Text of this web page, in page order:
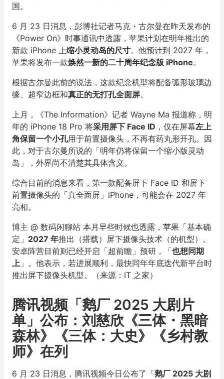
国。
6 月 23 日消息，彭博社记者马克・古尔曼在昨天发布的
《Power On》时事通讯中透露，苹果计划在明年推出的
新款 iPhone 上缩小灵动岛的尺寸。他预计到 2027 年，
苹果将发布一款焕然一新的二十周年纪念版 iPhone。
根据古尔曼此前的说法，这款纪念机型将配备弧形玻璃边
缘、超窄边框和真正的无打孔全面屏。
上月，《The Information》记者 Wayne Ma 报道称，明
年的 iPhone 18 Pro 将采用屏下 Face ID ，仅在屏幕左上
角保留一个小孔用于前置摄像头，不再有药丸形开孔。因
此，对于古尔曼所说的「明年仍将保留一个缩小版灵动
岛」，外界尚不清楚其具体含义。
综合目前的消息来看，第一款配备屏下 Face ID 和屏下
前置摄像头的「真全面屏」iPhone，可能会在 2027 年
亮相。
博主 @ 数码闲聊站 本月早些时候也透露，苹果「基本确
定」 2027 年推出（搭载）屏下摄像头技术（的机型）。
安卓阵营目前则已经开启「超前瞻」预研，「也想同期
上 」。他表示，若进展顺利，最快同年年底迭代新平台时
推出屏下摄像头机型。（来源：IT 之家）
腾讯视频「鹅厂 2025 大剧片
单」公布：刘慈欣《三体・黑暗
森林》《三体：大史》《乡村教
师》在列
6 月 23 日消息，腾讯视频今日公布了「鹅厂 2025 大剧